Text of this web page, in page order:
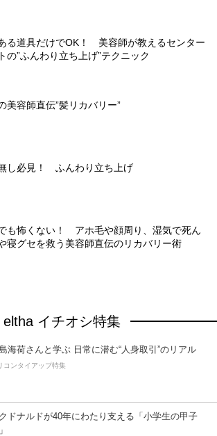
る道具だけでOK！ 美容師が教えるセンター
の”ふんわり立ち上げ”テクニック
美容師直伝”髪リカバリー”
し必見！ ふんわり立ち上げ
も怖くない！ アホ毛や顔周り、湿気で死ん
寝グセを救う美容師直伝のリカバリー術
eltha イチオシ特集
海荷さんと学ぶ 日常に潜む“人身取引”のリアル
コンタイアップ特集
ドナルドが40年にわたり支える「小学生の甲子